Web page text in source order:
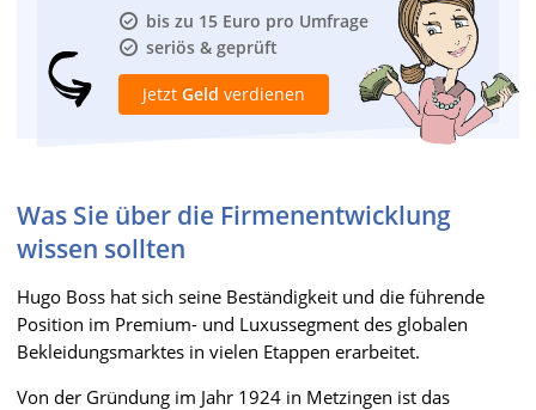
bis zu 15 Euro pro Umfrage
seriös & geprüft
Jetzt Geld verdienen
Was Sie über die Firmenentwicklung
wissen sollten
Hugo Boss hat sich seine Beständigkeit und die führende
Position im Premium- und Luxussegment des globalen
Bekleidungsmarktes in vielen Etappen erarbeitet.
Von der Gründung im Jahr 1924 in Metzingen ist das